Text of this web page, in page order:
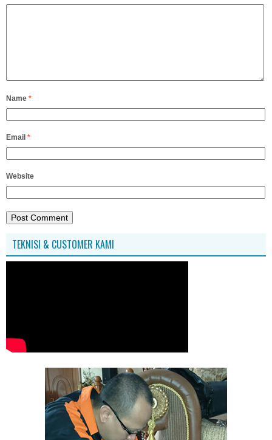
Name *
Email *
Website
TEKNISI & CUSTOMER KAMI